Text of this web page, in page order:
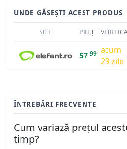
UNDE GĂSEȘTI ACEST PRODUS
SITE PREȚ
57 99 acum
23 zile
ÎNTREBĂRI FRECVENTE
Cum variază prețul
timp?